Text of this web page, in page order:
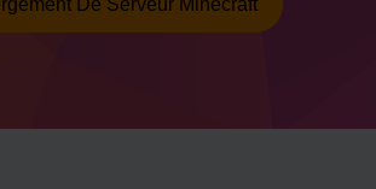
De Serveur Minecraft